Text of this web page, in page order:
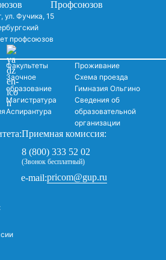
ул. Фучика, 15
профсоюзов
Факультеты
Заочное
образование
Магистратура
Аспирантура
Проживание
Схема проезда
Гимназия Ольгино
Сведения об
образовательной
организации
Приемная комиссия:
8 (800) 333 52 02
(Звонок бесплатный)
e-mail:pricom@gup.ru